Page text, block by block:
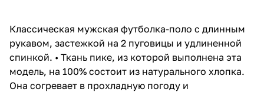
Классическая мужская футболка-поло с длинным
рукавом, застежкой на 2 пуговицы и удлиненной
спинкой. • Ткань пике, из которой выполнена эта
модель, на 100% состоит из натурального хлопка.
Она согревает в прохладную погоду и